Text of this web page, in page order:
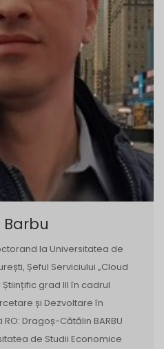
la Universitatea de
Șeful Serviciului „Cloud
grad III în cadrul
și Dezvoltare în
Dragoș-Cătălin BARBU
de Studii Economice